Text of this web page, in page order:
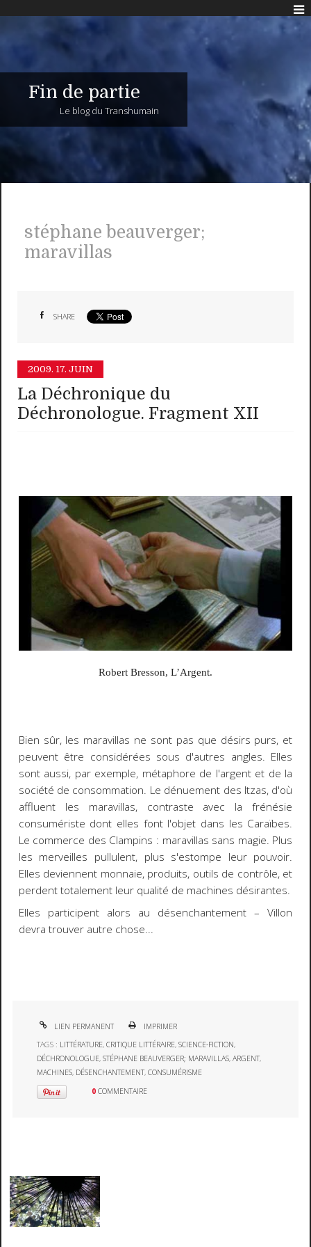
Fin de partie
Le blog du Transhumain
stéphane beauverger;
maravillas
SHARE
2009. 17. JUIN
La Déchronique du
Déchronologue. Fragment XII
Robert Bresson, L’Argent.
Bien sûr, les maravillas ne sont pas que désirs purs, et
peuvent être considérées sous d'autres angles. Elles
sont aussi, par exemple, métaphore de l'argent et de la
société de consommation. Le dénuement des Itzas, d'où
affluent les maravillas, contraste avec la frénésie
consumériste dont elles font l'objet dans les Caraïbes.
Le commerce des Clampins : maravillas sans magie. Plus
les merveilles pullulent, plus s'estompe leur pouvoir.
Elles deviennent monnaie, produits, outils de contrôle, et
perdent totalement leur qualité de machines désirantes.
Elles participent alors au désenchantement– Villon
devra trouver autre chose...
LIEN PERMANENT
IMPRIMER
TAGS : LITTÉRATURE,CRITIQUE LITTÉRAIRE,SCIENCE-FICTION,
DÉCHRONOLOGUE,STÉPHANE BEAUVERGER; MARAVILLAS,ARGENT,
MACHINES, DÉSENCHANTEMENT,CONSUMÉRISME
0 COMMENTAIRE